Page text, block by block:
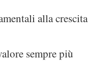
alla crescita
sempre più